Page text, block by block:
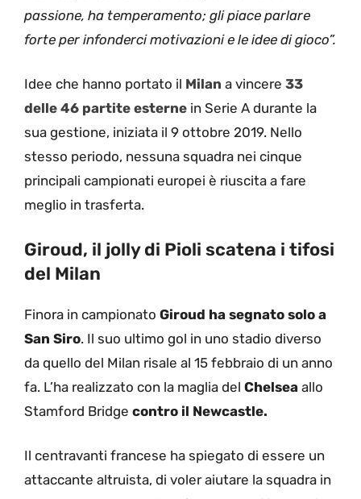
passione, ha temperamento; gli piace parlare
forte per infonderci motivazioni e le idee di gioco”.
Idee che hanno portato il Milan a vincere 33
delle 46 partite esterne in Serie A durante la
sua gestione, iniziata il 9 ottobre 2019. Nello
stesso periodo, nessuna squadra nei cinque
principali campionati europei è riuscita a fare
meglio in trasferta.
Giroud, il jolly di Pioli scatena i tifosi
del Milan
Finora in campionato Giroud ha segnato solo a
San Siro. Il suo ultimo gol in uno stadio diverso
da quello del Milan risale al 15 febbraio di un anno
fa. L’ha realizzato con la maglia del Chelsea allo
Stamford Bridge contro il Newcastle.
Il centravanti francese ha spiegato di essere un
attaccante altruista, di voler aiutare la squadra in